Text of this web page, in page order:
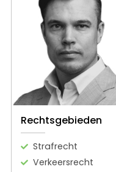
Rechtsgebieden
Strafrecht
Verkeersrecht